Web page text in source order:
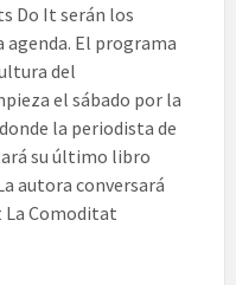
Do It serán los
El programa
del
el sábado por la
la periodista de
su último libro
autora conversará
La Comoditat